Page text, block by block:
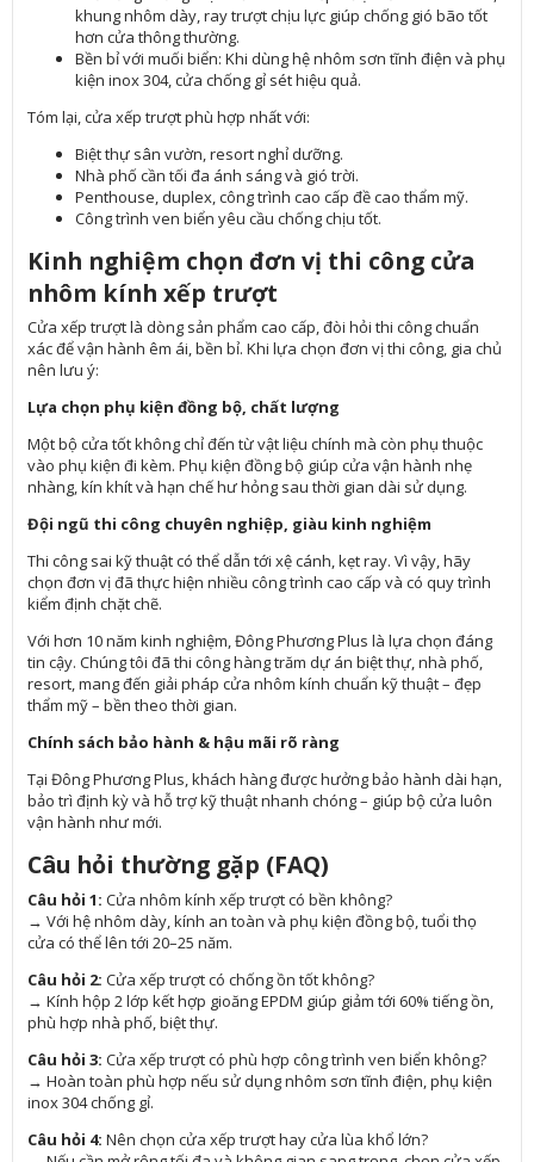
khung nhôm dày, ray trượt chịu lực giúp chống gió bão tốt
hơn cửa thông thường.
Bền bỉ với muối biển: Khi dùng hệ nhôm sơn tĩnh điện và phụ
kiện inox 304, cửa chống gỉ sét hiệu quả.
Tóm lại, cửa xếp trượt phù hợp nhất với:
Biệt thự sân vườn, resort nghỉ dưỡng.
Nhà phố cần tối đa ánh sáng và gió trời.
Penthouse, duplex, công trình cao cấp đề cao thẩm mỹ.
Công trình ven biển yêu cầu chống chịu tốt.
Kinh nghiệm chọn đơn vị thi công cửa
nhôm kính xếp trượt
Cửa xếp trượt là dòng sản phẩm cao cấp, đòi hỏi thi công chuẩn
xác để vận hành êm ái, bền bỉ. Khi lựa chọn đơn vị thi công, gia chủ
nên lưu ý:
Lựa chọn phụ kiện đồng bộ, chất lượng
Một bộ cửa tốt không chỉ đến từ vật liệu chính mà còn phụ thuộc
vào phụ kiện đi kèm. Phụ kiện đồng bộ giúp cửa vận hành nhẹ
nhàng, kín khít và hạn chế hư hỏng sau thời gian dài sử dụng.
Đội ngũ thi công chuyên nghiệp, giàu kinh nghiệm
Thi công sai kỹ thuật có thể dẫn tới xệ cánh, kẹt ray. Vì vậy, hãy
chọn đơn vị đã thực hiện nhiều công trình cao cấp và có quy trình
kiểm định chặt chẽ.
Với hơn 10 năm kinh nghiệm, Đông Phương Plus là lựa chọn đáng
tin cậy. Chúng tôi đã thi công hàng trăm dự án biệt thự, nhà phố,
resort, mang đến giải pháp cửa nhôm kính chuẩn kỹ thuật – đẹp
thẩm mỹ – bền theo thời gian.
Chính sách bảo hành & hậu mãi rõ ràng
Tại Đông Phương Plus, khách hàng được hưởng bảo hành dài hạn,
bảo trì định kỳ và hỗ trợ kỹ thuật nhanh chóng – giúp bộ cửa luôn
vận hành như mới.
Câu hỏi thường gặp (FAQ)
Câu hỏi 1:Cửa nhôm kính xếp trượt có bền không?
→ Với hệ nhôm dày, kính an toàn và phụ kiện đồng bộ, tuổi thọ
cửa có thể lên tới 20–25 năm.
Câu hỏi 2:Cửa xếp trượt có chống ồn tốt không?
→ Kính hộp 2 lớp kết hợp gioăng EPDM giúp giảm tới 60% tiếng ồn,
phù hợp nhà phố, biệt thự.
Câu hỏi 3:Cửa xếp trượt có phù hợp công trình ven biển không?
→ Hoàn toàn phù hợp nếu sử dụng nhôm sơn tĩnh điện, phụ kiện
inox 304 chống gỉ.
Câu hỏi 4:Nên chọn cửa xếp trượt hay cửa lùa khổ lớn?